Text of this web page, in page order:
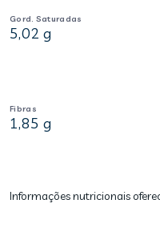
Gord. Saturadas
5,02 g
Fibras
1,85 g
Informações nutricionais